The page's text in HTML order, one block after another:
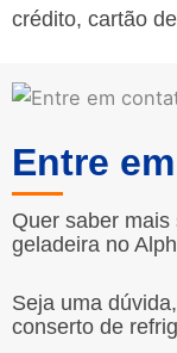
crédito, cartão
Entre
Quer saber
geladeira no
Seja uma
conserto de